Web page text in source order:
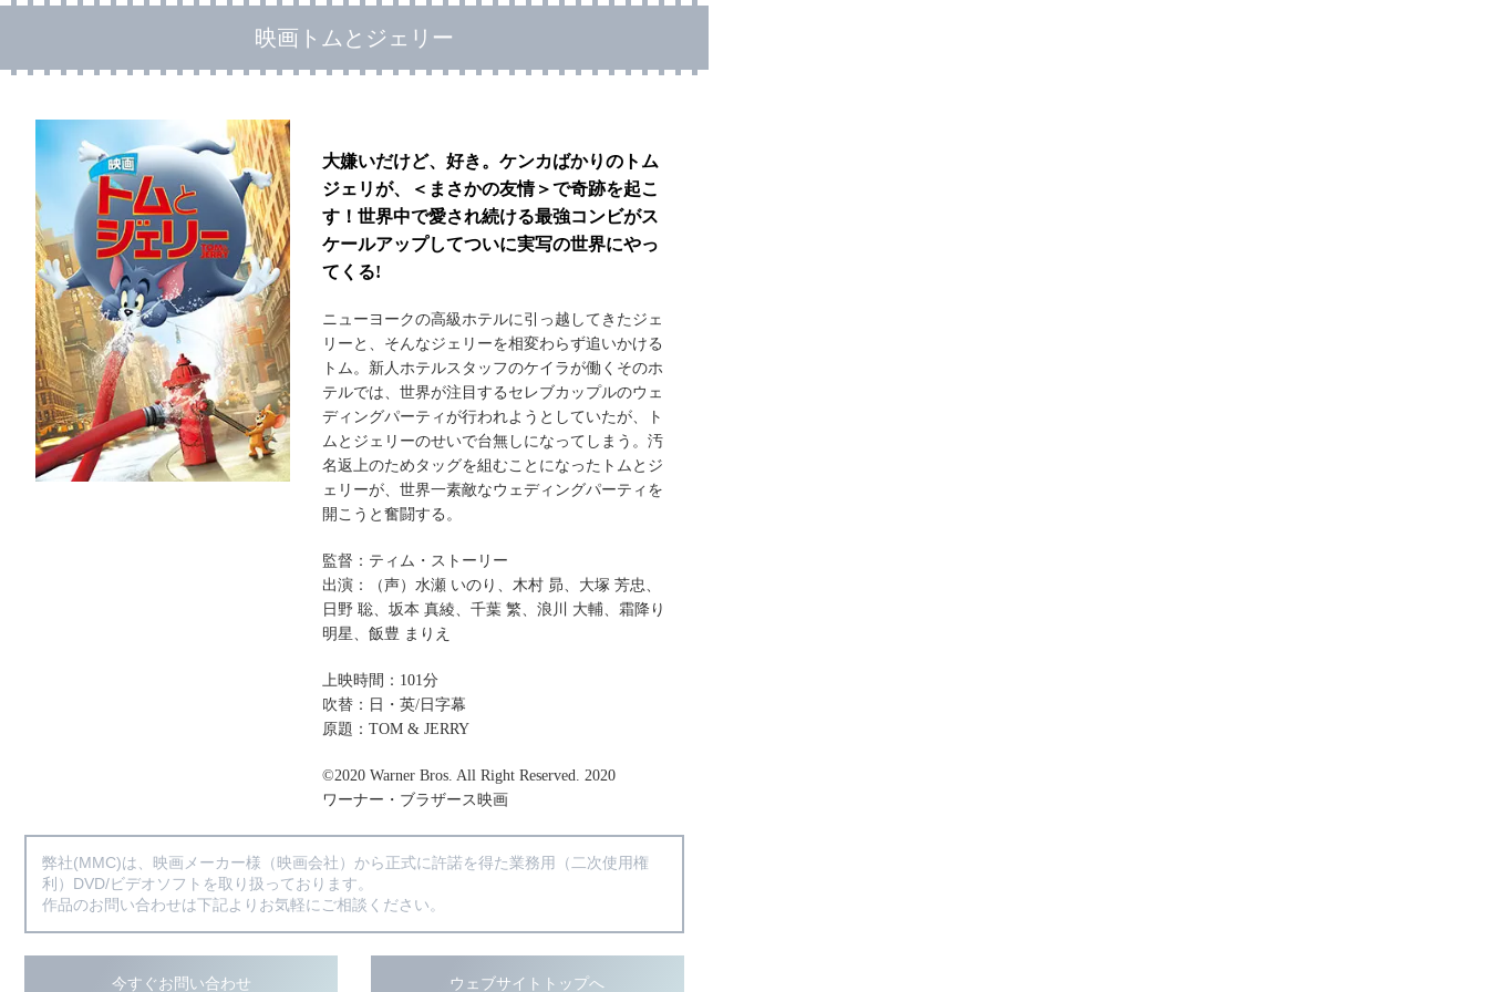
映画トムとジェリー
大嫌いだけど、好き。ケンカばかりのトム
ジェリが、＜まさかの友情＞で奇跡を起こ
す！世界中で愛され続ける最強コンビがス
ケールアップしてついに実写の世界にやっ
てくる!
ニューヨークの高級ホテルに引っ越してきたジェ
リーと、そんなジェリーを相変わらず追いかける
トム。新人ホテルスタッフのケイラが働くそのホ
テルでは、世界が注目するセレブカップルのウェ
ディングパーティが行われようとしていたが、ト
ムとジェリーのせいで台無しになってしまう。汚
名返上のためタッグを組むことになったトムとジ
ェリーが、世界一素敵なウェディングパーティを
開こうと奮闘する。
監督：ティム・ストーリー
出演：（声）水瀬 いのり、木村 昴、大塚 芳忠、
日野 聡、坂本 真綾、千葉 繁、浪川 大輔、霜降り
明星、飯豊 まりえ
上映時間：101分
吹替：日・英/日字幕
原題：TOM & JERRY
©2020 Warner Bros. All Right Reserved. 2020
ワーナー・ブラザース映画
弊社(MMC)は、映画メーカー様（映画会社）から正式に許諾を得た業務用（二次使用権
利）DVD/ビデオソフトを取り扱っております。
作品のお問い合わせは下記よりお気軽にご相談ください。
今すぐお問い合わせ ウェブサイトトップへ